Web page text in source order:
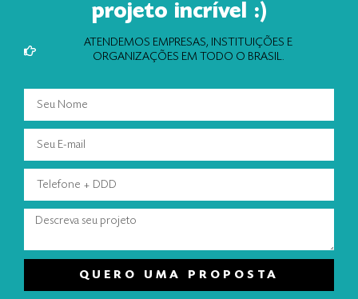
projeto incrível :)
ATENDEMOS EMPRESAS, INSTITUIÇÕES E
ORGANIZAÇÕES EM TODO O BRASIL.
QUERO UMA PROPOSTA